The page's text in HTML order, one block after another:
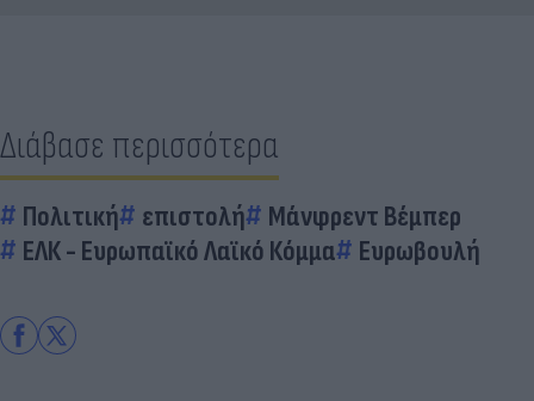
Διάβασε περισσότερα
Πολιτική επιστολή
Μάνφρεντ Βέμπερ
ΕΛΚ - Ευρωπαϊκό Λαϊκό Κόμμα
Ευρωβουλή